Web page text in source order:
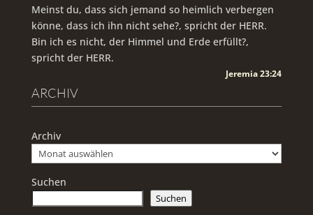
Meinst du, dass sich jemand so heimlich verbergen
könne, dass ich ihn nicht sehe?, spricht der HERR.
Bin ich es nicht, der Himmel und Erde erfüllt?,
spricht der HERR.
Jeremia 23:24
ARCHIV
Archiv
Suchen
Suchen